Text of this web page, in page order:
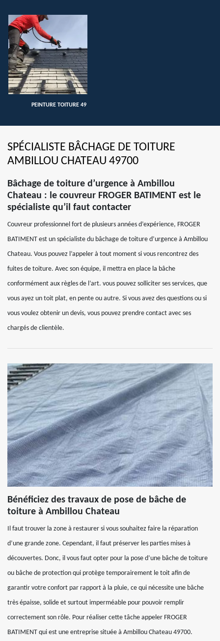
PEINTURE TOITURE 49
SPÉCIALISTE BÂCHAGE DE TOITURE
AMBILLOU CHATEAU 49700
Bâchage de toiture d’urgence à Ambillou
Chateau : le couvreur FROGER BATIMENT est le
spécialiste qu’il faut contacter
Couvreur professionnel fort de plusieurs années d’expérience, FROGER
BATIMENT est un spécialiste du bâchage de toiture d’urgence à Ambillou
Chateau. Vous pouvez l’appeler à tout moment si vous rencontrez des
fuites de toiture. Avec son équipe, il mettra en place la bâche
conformément aux règles de l’art. vous pouvez solliciter ses services, que
vous ayez un toit plat, en pente ou autre. Si vous avez des questions ou si
vous voulez obtenir un devis, vous pouvez prendre contact avec ses
chargés de clientèle.
Bénéficiez des travaux de pose de bâche de
toiture à Ambillou Chateau
Il faut trouver la zone à restaurer si vous souhaitez faire la réparation
d’une grande zone. Cependant, il faut préserver les parties mises à
découvertes. Donc, il vous faut opter pour la pose d’une bâche de toiture
ou bâche de protection qui protège temporairement le toit afin de
garantir votre confort par rapport à la pluie, ce qui nécessite une bâche
très épaisse, solide et surtout imperméable pour pouvoir remplir
correctement son rôle. Pour réaliser cette tâche appeler FROGER
BATIMENT qui est une entreprise située à Ambillou Chateau 49700.